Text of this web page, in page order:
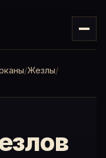
Жезлы